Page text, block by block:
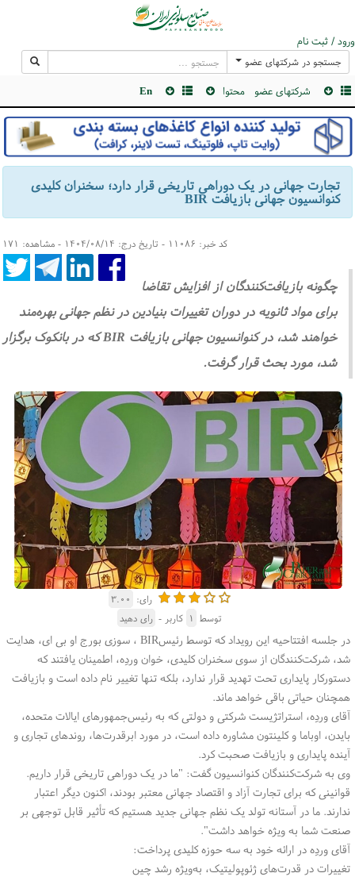
ورود / ثبت نام
جستجو در شرکتهای عضو
شرکتهای عضو محتوا En
تجارت جهانی در یک دوراهی تاریخی قرار دارد؛ سخنران کلیدی
کنوانسیون جهانی بازیافت BIR
کد خبر: ۱۱۰۸۶ - تاریخ درج: ۱۴۰۴/۰۸/۱۴ - مشاهده: ۱۷۱
چگونه بازیافت‌کنندگان از افزایش تقاضا
برای مواد ثانویه در دوران تغییرات بنیادین در نظم جهانی بهره‌مند
خواهند شد، در کنوانسیون جهانی بازیافت BIR که در بانکوک برگزار
شد، مورد بحث قرار گرفت.
رای: ۳.۰۰
توسط ۱ کاربر - رای دهید
در جلسه افتتاحیه این رویداد که توسط رئیسBIR ، سوزی بورج او بی ای، هدایت
شد، شرکت‌کنندگان از سوی سخنران کلیدی، خوان وردِه، اطمینان یافتند که
دستورکار پایداری تحت تهدید قرار ندارد، بلکه تنها تغییر نام داده است و بازیافت
همچنان حیاتی باقی خواهد ماند.
آقای وردِه، استراتژیست شرکتی و دولتی که به رئیس‌جمهورهای ایالات متحده،
بایدن، اوباما و کلینتون مشاوره داده است، در مورد ابرقدرت‌ها، روندهای تجاری و
آینده پایداری و بازیافت صحبت کرد.
وی به شرکت‌کنندگان کنوانسیون گفت: "ما در یک دوراهی تاریخی قرار داریم.
قوانینی که برای تجارت آزاد و اقتصاد جهانی معتبر بودند، اکنون دیگر اعتبار
ندارند. ما در آستانه تولد یک نظم جهانی جدید هستیم که تأثیر قابل توجهی بر
صنعت شما به ویژه خواهد داشت."
آقای وردِه در ارائه خود به سه حوزه کلیدی پرداخت:
تغییرات در قدرت‌های ژئوپولیتیک، به‌ویژه رشد چین